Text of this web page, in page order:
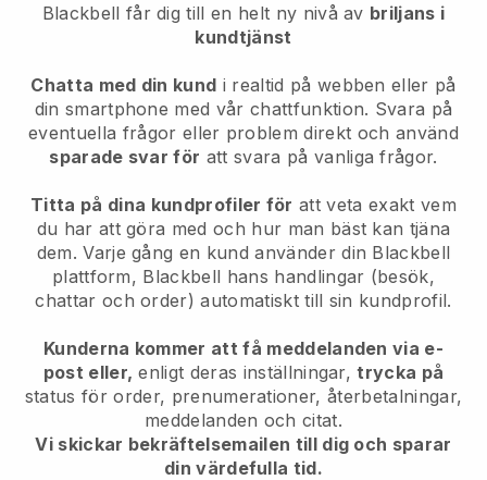
Blackbell får dig till en helt ny nivå av briljans i
kundtjänst
Chatta med din kund i realtid på webben eller på
din smartphone med vår chattfunktion. Svara på
eventuella frågor eller problem direkt och använd
sparade svar för att svara på vanliga frågor.
Titta på dina kundprofiler för att veta exakt vem
du har att göra med och hur man bäst kan tjäna
dem. Varje gång en kund använder din Blackbell
plattform, Blackbell hans handlingar (besök,
chattar och order) automatiskt till sin kundprofil.
Kunderna kommer att få meddelanden via e-
post eller, enligt deras inställningar,trycka på
status för order, prenumerationer, återbetalningar,
meddelanden och citat.
Vi skickar bekräftelsemailen till dig och sparar
din värdefulla tid.